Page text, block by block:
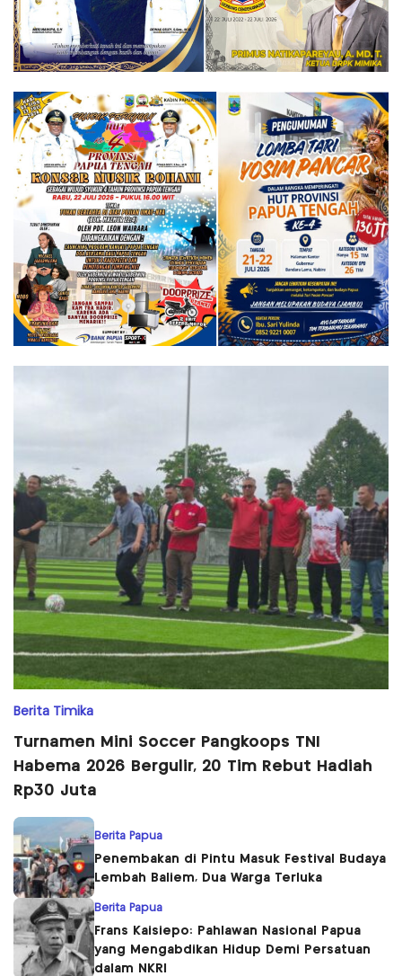
Berita Timika
Turnamen Mini Soccer Pangkoops TNI
Habema 2026 Bergulir, 20 Tim Rebut Hadiah
Rp30 Juta
Berita Papua
Penembakan di Pintu Masuk Festival Budaya
Lembah Baliem, Dua Warga Terluka
Berita Papua
Frans Kaisiepo: Pahlawan Nasional Papua
yang Mengabdikan Hidup Demi Persatuan
dalam NKRI